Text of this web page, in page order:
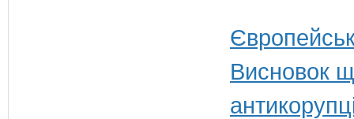
Висновок